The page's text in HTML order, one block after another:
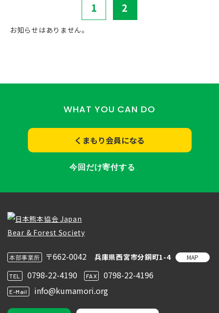
1 2
お知らせはありません。
WHAT YOU CAN DO
くまもり会員になる
今回だけ寄付する
本部事業所 〒662-0042 兵庫県西宮市分銅町1-4 MAP
TEL 0798-22-4190 FAX 0798-22-4196
E-Mail info@kumamori.org